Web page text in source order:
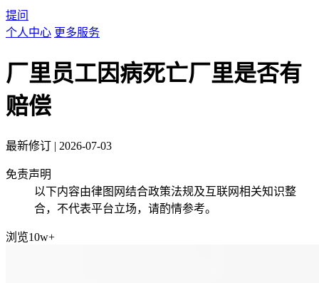
提问
个人中心 更多服务
厂里员工因病死亡厂里是否有
赔偿
最新修订 | 2026-07-03
免责声明
以下内容由律图网结合政策法规及互联网相关知识整
合，不代表平台立场，请酌情参考。
浏览10w+